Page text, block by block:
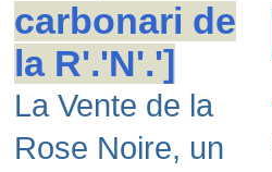
carbonari de
la R'.'N'.']
La Vente de la
Rose Noire, un